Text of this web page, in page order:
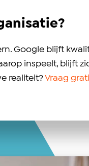
Google blijft
inspeelt, blijft
realiteit?Vraag